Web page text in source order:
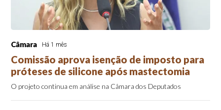
Câmara Há 1 mês
Comissão aprova isenção de imposto para
próteses de silicone após mastectomia
O projeto continua em análise na Câmara dos Deputados